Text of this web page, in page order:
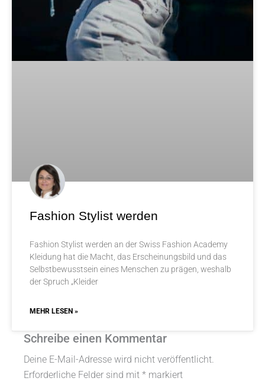
Fashion Stylist werden
Fashion Stylist werden an der Swiss Fashion Academy
Kleidung hat die Macht, das Erscheinungsbild und das
Selbstbewusstsein eines Menschen zu prägen, weshalb
der Spruch „Kleider
MEHR LESEN »
Schreibe einen Kommentar
Deine E-Mail-Adresse wird nicht veröffentlicht.
Erforderliche Felder sind mit * markiert